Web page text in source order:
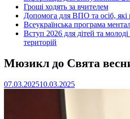
Гроші ходять за вчителем
Допомога для ВПО та осіб, які
Всеукраїнська програма
Вступ 2026 для дітей та
територій
Мюзикл до Свята
07.03.202510.03.2025